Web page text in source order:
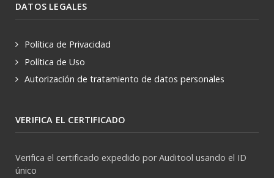
DATOS LEGALES
Política de Privacidad
Política de Uso
Autorización de tratamiento de datos personales
VERIFICA EL CERTIFICADO
Verifica el certificado expedido por Auditool usando el ID
único